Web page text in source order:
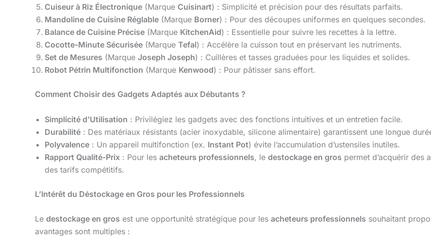
Cuiseur à Riz Électronique (Marque Cuisinart) : Simplicité et précision pour des résultats parfaits.
Mandoline de Cuisine Réglable (Marque Borner) : Pour des découpes uniformes en quelques secondes.
Balance de Cuisine Précise (Marque KitchenAid) : Essentielle pour suivre les recettes à la lettre.
Cocotte-Minute Sécurisée (Marque Tefal) : Accélère la cuisson tout en préservant les nutriments.
Set de Mesures (Marque Joseph Joseph) : Cuillères et tasses graduées pour les liquides et solides.
Robot Pétrin Multifonction (Marque Kenwood) : Pour pâtisser sans effort.
Comment Choisir des Gadgets Adaptés aux Débutants ?
Simplicité d’Utilisation : Privilégiez les gadgets avec des fonctions intuitives et un entretien facile.
Durabilité : Des matériaux résistants (acier inoxydable, silicone alimentaire) garantissent une longue
Polyvalence : Un appareil multifonction (ex. Instant Pot) évite l’accumulation d’ustensiles inutiles.
Rapport Qualité-Prix : Pour les acheteurs professionnels, le destockage en gros permet d’acquérir des
des tarifs compétitifs.
L’Intérêt du Déstockage en Gros pour les Professionnels
Le destockage en gros est une opportunité stratégique pour les acheteurs professionnels souhaitant
avantages sont multiples :